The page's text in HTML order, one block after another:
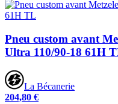
Pneu custom avant
Ultra 110/90-18 61H
La Bécanerie
204,80 €